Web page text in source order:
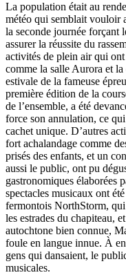
La population était au
météo qui semblait vouloir
la seconde journée forçant
assurer la réussite du
activités de plein air qui
comme la salle Aurora et
estivale de la fameuse
première édition de la
de l’ensemble, a été
force son annulation, ce
cachet unique. D’autres
fort achalandage comme
prisés des enfants, et un
aussi le public, ont pu
gastronomiques élaborées
spectacles musicaux ont
fermontois NorthStorm, qui
les estrades du chapiteau,
autochtone bien connue,
foule en langue innue. À
gens qui dansaient, le
musicales.